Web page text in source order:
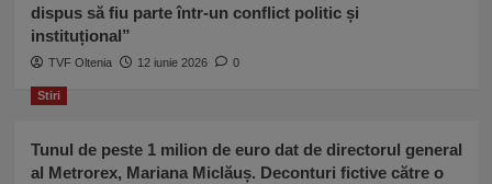
dispus să fiu parte într-un conflict politic și
instituțional”
TVF Oltenia 12 iunie 2026 0
Stiri
Tunul de peste 1 milion de euro dat de directorul general
al Metrorex, Mariana Miclăuș. Deconturi fictive către o